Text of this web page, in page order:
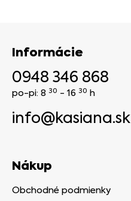
Informácie
0948 346 868
po-pi: 8 30 - 16 30 h
info@kasiana.sk
Nákup
Obchodné podmienky